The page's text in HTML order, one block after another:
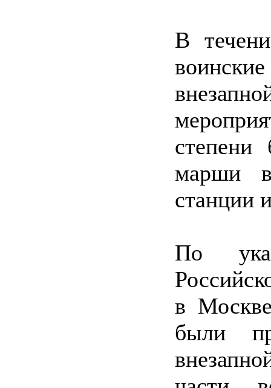
В
степени
марши в
станции
По
в
были